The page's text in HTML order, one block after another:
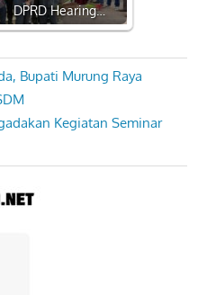
DPRD Hearing…
Bupati Murung Raya
Kegiatan Seminar